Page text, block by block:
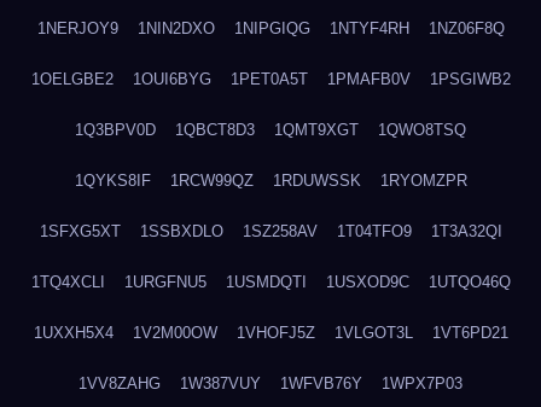
1NERJOY9 1NIN2DXO 1NIPGIQG 1NTYF4RH 1NZ06F8Q
1OELGBE2 1OUI6BYG 1PET0A5T 1PMAFB0V 1PSGIWB2
1Q3BPV0D 1QBCT8D3 1QMT9XGT 1QWO8TSQ
1QYKS8IF 1RCW99QZ 1RDUWSSK 1RYOMZPR
1SFXG5XT 1SSBXDLO 1SZ258AV 1T04TFO9 1T3A32QI
1TQ4XCLI 1URGFNU5 1USMDQTI 1USXOD9C 1UTQO46Q
1UXXH5X4 1V2M00OW 1VHOFJ5Z 1VLGOT3L 1VT6PD21
1VV8ZAHG 1W387VUY 1WFVB76Y 1WPX7P03